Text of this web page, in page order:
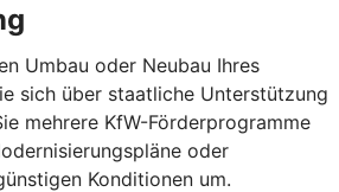
Umbau oder Neubau Ihres
sich über staatliche Unterstützung
mehrere KfW-Förderprogramme
oder
Konditionen um.